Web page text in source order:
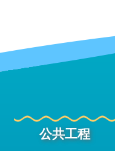
公共工程